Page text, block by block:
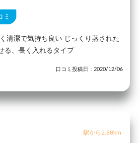
ミ
清潔で気持ち良い じっくり蒸された
る、長く入れるタイプ
口コミ投稿日：2020/12/06
駅から2.88km